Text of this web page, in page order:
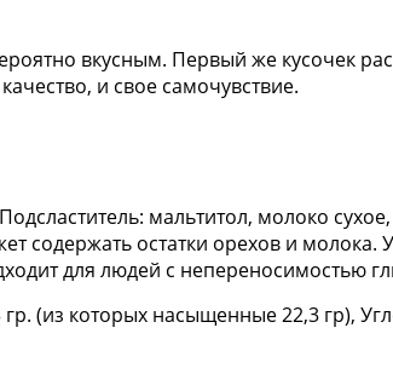
вкусным. Первый же кусочек
и свое самочувствие.
Подсластитель: мальтитол, молоко
содержать остатки орехов и молока.
для людей с непереносимостью
(из которых насыщенные 22,3 гр),